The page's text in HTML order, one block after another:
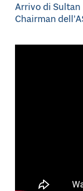
Arrivo di Sultan
Chairman